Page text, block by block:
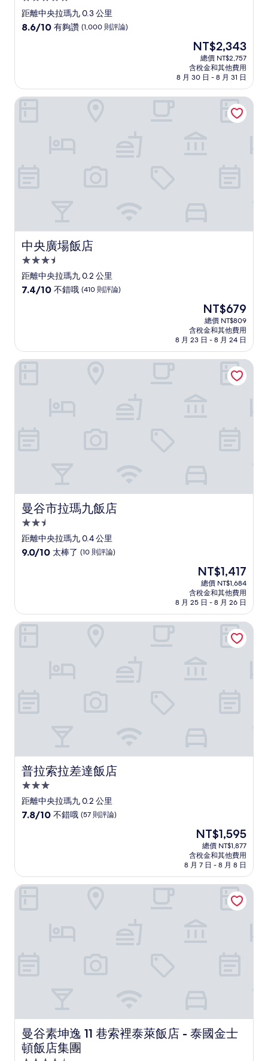
星
級
距離中央拉瑪九 0.3 公里
8.6
有
夠
8.6/10 有夠讚 (1,000 則評論)
現
價
格
為
NT$2,343
NT$2,343
總價 NT$2,757
含稅金和其他費用
8 月 30 日 - 8 月 31 日
中央廣場飯店
中央廣場飯店
3.5
星
級
距離中央拉瑪九 0.2 公里
7.4
不
錯
7.4/10 不錯哦 (410 則評論)
現
在
價
格
為
NT$679
NT$679
總價 NT$809
含稅金和其他費用
8 月 23 日 - 8 月 24 日
中央廣場飯店
曼谷市拉瑪九飯店
曼谷市拉瑪九飯店
2.5
星
級
距離中央拉瑪九 0.4 公里
9.0
太
棒
9.0/10 太棒了 (10 則評論)
現
在
價
格
為
NT$1,417
NT$1,417
總價 NT$1,684
含稅金和其他費用
8 月 25 日 - 8 月 26 日
曼谷市拉瑪九飯店
普拉索拉差達飯店
普拉索拉差達飯店
3.0
星
級
距離中央拉瑪九 0.2 公里
7.8
不
錯
7.8/10 不錯哦 (57 則評論)
現
在
價
格
為
NT$1,595
NT$1,595
總價 NT$1,877
含稅金和其他費用
8 月 7 日 - 8 月 8 日
普拉索拉差達飯店
曼谷素坤逸 11 巷索裡泰萊飯店 - 泰國金士
頓飯店集團
曼谷素坤逸 11 巷索裡泰萊飯店 - 泰國金士頓飯店集團
曼谷素坤逸 11 巷索裡泰萊飯店 - 泰國金士頓飯店集團